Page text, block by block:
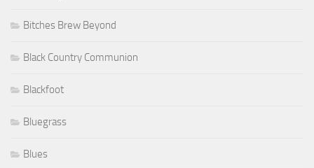
Bitches Brew Beyond
Black Country Communion
Blackfoot
Bluegrass
Blues